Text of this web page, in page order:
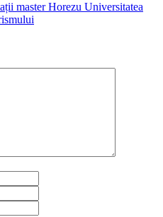
master Horezu Universitatea
web